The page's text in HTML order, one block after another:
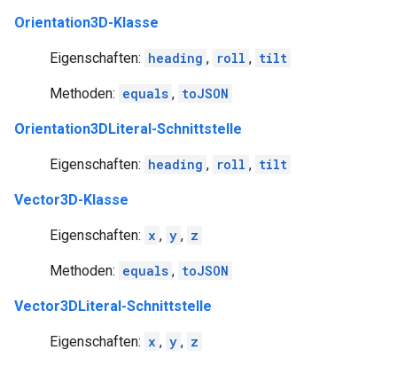
Orientation3D-Klasse
Eigenschaften: heading , roll , tilt
Methoden: equals , toJSON
Orientation3DLiteral-Schnittstelle
Eigenschaften: heading , roll , tilt
Vector3D-Klasse
Eigenschaften: x , y , z
Methoden: equals , toJSON
Vector3DLiteral-Schnittstelle
Eigenschaften: x , y , z